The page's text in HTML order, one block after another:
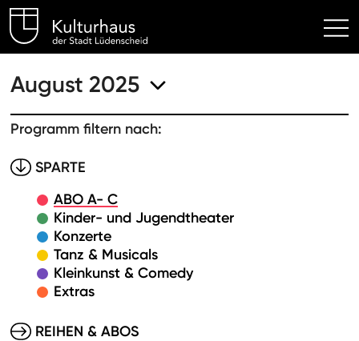
Kulturhaus Lüdenscheid
August 2025
Programm filtern nach:
SPARTE
ABO A- C
Kinder- und Jugendtheater
Konzerte
Tanz & Musicals
Kleinkunst & Comedy
Extras
REIHEN & ABOS